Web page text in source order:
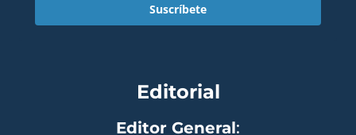
Suscríbete
Editorial
Editor General: